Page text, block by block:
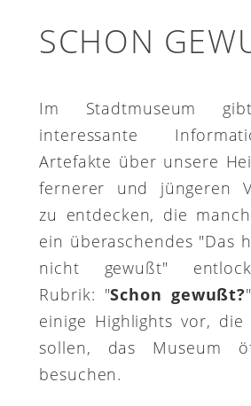
SCHON
Im Stadtmuseum
interessante
Artefakte über unsere
fernerer und jüngeren
zu entdecken, die
ein überaschendes "Das
nicht gewußt"
Rubrik: "Schon gewußt?
einige Highlights vor, die
sollen, das Museum
besuchen.